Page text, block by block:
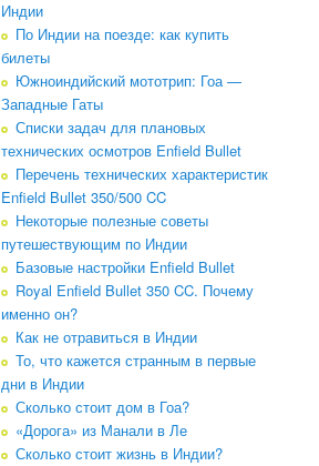
Индии
По Индии на поезде: как купить
билеты
Южноиндийский мототрип: Гоа —
Западные Гаты
Списки задач для плановых
технических осмотров Enfield Bullet
Перечень технических характеристик
Enfield Bullet 350/500 CC
Некоторые полезные советы
путешествующим по Индии
Базовые настройки Enfield Bullet
Royal Enfield Bullet 350 CC. Почему
именно он?
Как не отравиться в Индии
То, что кажется странным в первые
дни в Индии
Сколько стоит дом в Гоа?
«Дорога» из Манали в Ле
Сколько стоит жизнь в Индии?